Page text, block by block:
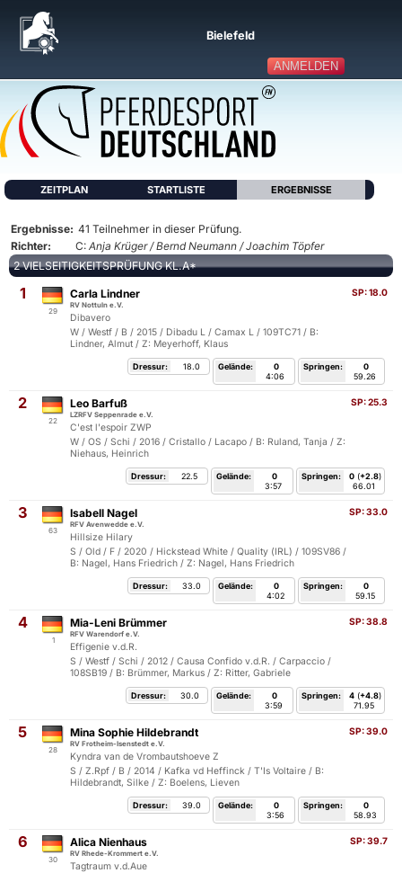
ANMELDEN
Bielefeld
ZEITPLAN STARTLISTE ERGEBNISSE
Ergebnisse: 41 Teilnehmer in dieser Prüfung.
Richter:
C: Anja Krüger / Bernd Neumann / Joachim Töpfer
2 VIELSEITIGKEITSPRÜFUNG KL.A*
1
29
SP:18.0
Carla Lindner
RV Nottuln e.V.
Dibavero
W / Westf / B / 2015 / Dibadu L / Camax L / 109TC71 / B:
Lindner, Almut / Z: Meyerhoff, Klaus
Springen:
0
59.26
Gelände:
0
4:06
Dressur: 18.0
2
22
SP:25.3
Leo Barfuß
LZRFV Seppenrade e.V.
C'est l'espoir ZWP
W / OS / Schi / 2016 / Cristallo / Lacapo / B: Ruland, Tanja / Z:
Niehaus, Heinrich
Springen: 0 (+2.8)
66.01
Gelände:
0
3:57
Dressur: 22.5
3
63
SP:33.0
Isabell Nagel
RFV Avenwedde e.V.
Hillsize Hilary
S / Old / F / 2020 / Hickstead White / Quality (IRL) / 109SV86 /
B: Nagel, Hans Friedrich / Z: Nagel, Hans Friedrich
Springen:
0
59.15
Gelände:
0
4:02
Dressur: 33.0
4
1
SP:38.8
Mia-Leni Brümmer
RFV Warendorf e.V.
Effigenie v.d.R.
S / Westf / Schi / 2012 / Causa Confido v.d.R. / Carpaccio /
108SB19 / B: Brümmer, Markus / Z: Ritter, Gabriele
Springen: 4 (+4.8)
71.95
Gelände:
0
3:59
Dressur: 30.0
5
28
SP:39.0
Mina Sophie Hildebrandt
RV Frotheim-Isenstedt e.V.
Kyndra van de Vrombautshoeve Z
S / Z.Rpf / B / 2014 / Kafka vd Heffinck / T'Is Voltaire / B:
Hildebrandt, Silke / Z: Boelens, Lieven
Springen:
0
58.93
Gelände:
0
3:56
Dressur: 39.0
6
30
SP:39.7
Alica Nienhaus
RV Rhede-Krommert e.V.
Tagtraum v.d.Aue